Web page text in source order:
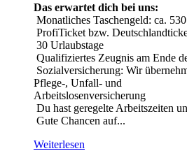
Das erwartet dich bei uns:
Monatliches Taschengeld: ca.
ProfiTicket bzw.
30 Urlaubstage
Qualifiziertes Zeugnis am Ende
Sozialversicherung: Wir
Pflege-, Unfall- und
Arbeitslosenversicherung
Du hast geregelte Arbeitszeiten
Gute Chancen auf...
Weiterlesen